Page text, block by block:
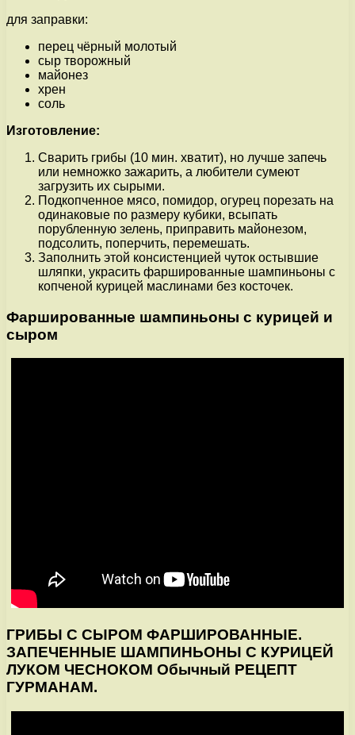
для заправки:
перец чёрный молотый
сыр творожный
майонез
хрен
соль
Изготовление:
Сварить грибы (10 мин. хватит), но лучше запечь
или немножко зажарить, а любители сумеют
загрузить их сырыми.
Подкопченное мясо, помидор, огурец порезать на
одинаковые по размеру кубики, всыпать
порубленную зелень, приправить майонезом,
подсолить, поперчить, перемешать.
Заполнить этой консистенцией чуток остывшие
шляпки, украсить фаршированные шампиньоны с
копченой курицей маслинами без косточек.
Фаршированные шампиньоны с курицей и
сыром
ГРИБЫ С СЫРОМ ФАРШИРОВАННЫЕ.
ЗАПЕЧЕННЫЕ ШАМПИНЬОНЫ С КУРИЦЕЙ
ЛУКОМ ЧЕСНОКОМ Обычный РЕЦЕПТ
ГУРМАНАМ.